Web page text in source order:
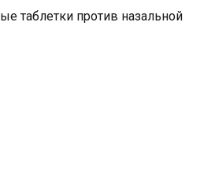
таблетки против назальной